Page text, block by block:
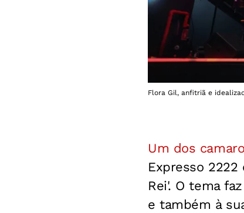
Flora Gil, anfitriã e
Um dos
Expresso 2222
Rei'. O tema
e também à